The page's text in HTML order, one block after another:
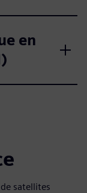
en
satellites